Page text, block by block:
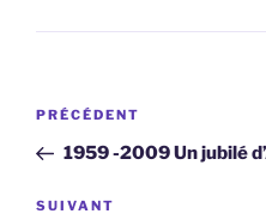
Navigation
l’article
Article
précédent
PRÉCÉDENT
1959 -2009 Un jubilé
Article
SUIVANT